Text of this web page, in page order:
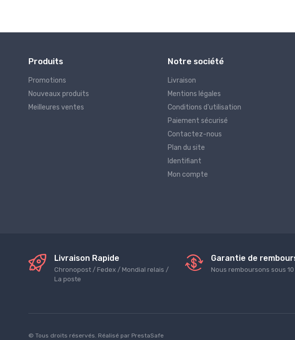
Produits
Promotions
Nouveaux produits
Meilleures ventes
Notre société
Livraison
Mentions légales
Conditions d'utilisation
Paiement sécurisé
Contactez-nous
Plan du site
Identifiant
Mon compte
Livraison Rapide
Chronopost / Fedex / Mondial relais /
La poste
Garantie de
Nous remboursons sous
© Tous droits réservés. Réalisé par PrestaSafe